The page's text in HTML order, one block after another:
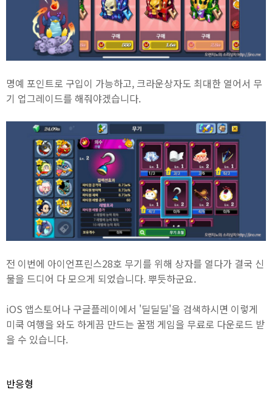
명예 포인트로 구입이 가능하고, 크라운상자도 최대한 열어서 무
기 업그레이드를 해줘야겠습니다.
전 이번에 아이언프린스28호 무기를 위해 상자를 열다가 결국 신
물을 드디어 다 모으게 되었습니다. 뿌듯하군요.
iOS 앱스토어나 구글플레이에서 '딜딜딜'을 검색하시면 이렇게
미쿡 여행을 와도 하게끔 만드는 꿀잼 게임을 무료로 다운로드 받
을 수 있습니다.
반응형